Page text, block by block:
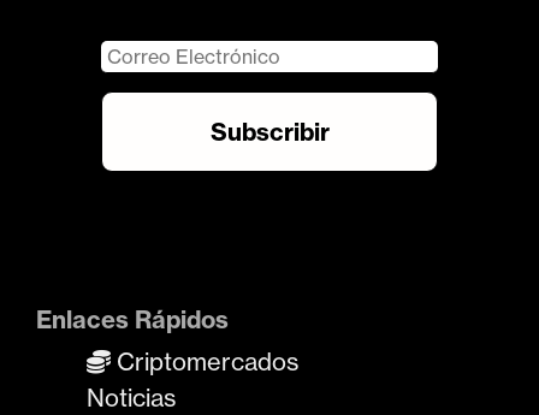
Enlaces Rápidos
Criptomercados
Noticias